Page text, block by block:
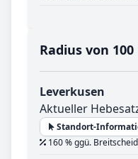
Radius von
Leverkusen
Aktueller
Standort-
160 % ggü.